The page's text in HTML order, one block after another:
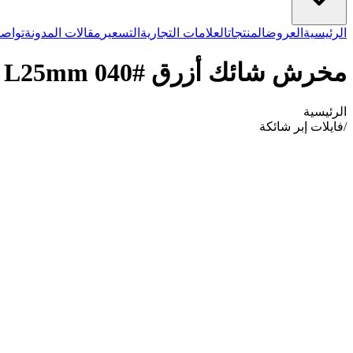
الرئيسية العروضالمنتجاتالعلامات التجارية التسعير مقالات المدونة
مخرش شائك أزرق #040 L25mm
الرئيسية
/فايلات إبر شائكة